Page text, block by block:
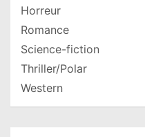
Horreur
Romance
Science-fiction
Thriller/Polar
Western